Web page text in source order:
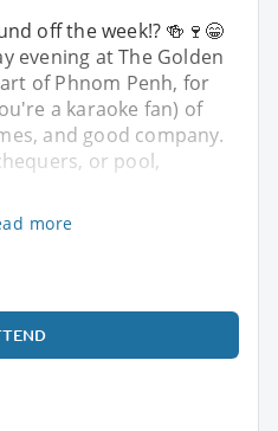
off the week!? 🍻🍷😁
evening at The Golden
of Phnom Penh, for
a karaoke fan) of
and good company.
or pool,
more